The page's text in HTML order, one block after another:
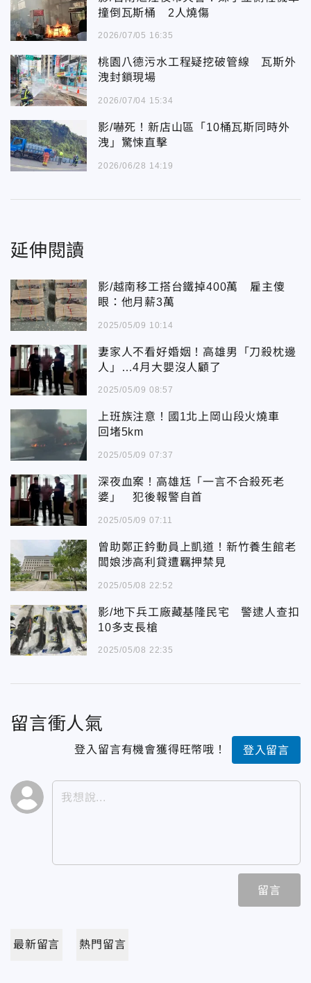
撞倒瓦斯桶 2人燒傷
2026/07/05 16:35
桃園八德污水工程疑挖破管線 瓦斯外
洩封鎖現場
2026/07/04 15:34
影/嚇死！新店山區「10桶瓦斯同時外
洩」驚悚直擊
2026/06/28 14:19
延伸閱讀
影/越南移工搭台鐵掉400萬 雇主傻
眼：他月薪3萬
2025/05/09 10:14
妻家人不看好婚姻！高雄男「刀殺枕邊
人」…4月大嬰沒人顧了
2025/05/09 08:57
上班族注意！國1北上岡山段火燒車
回堵5km
2025/05/09 07:37
深夜血案！高雄尪「一言不合殺死老
婆」 犯後報警自首
2025/05/09 07:11
曾助鄭正鈐動員上凱道！新竹養生館老
闆娘涉高利貸遭羈押禁見
2025/05/08 22:52
影/地下兵工廠藏基隆民宅 警逮人查扣
10多支長槍
2025/05/08 22:35
留言衝人氣
登入留言有機會獲得旺幣哦！ 登入留言
留言
最新留言 熱門留言